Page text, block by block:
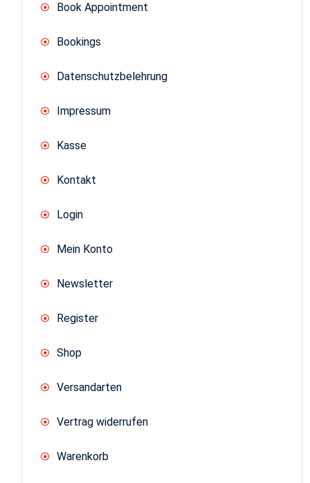
Book Appointment
Bookings
Datenschutzbelehrung
Impressum
Kasse
Kontakt
Login
Mein Konto
Newsletter
Register
Shop
Versandarten
Vertrag widerrufen
Warenkorb